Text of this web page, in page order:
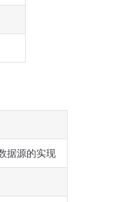
据源的实现